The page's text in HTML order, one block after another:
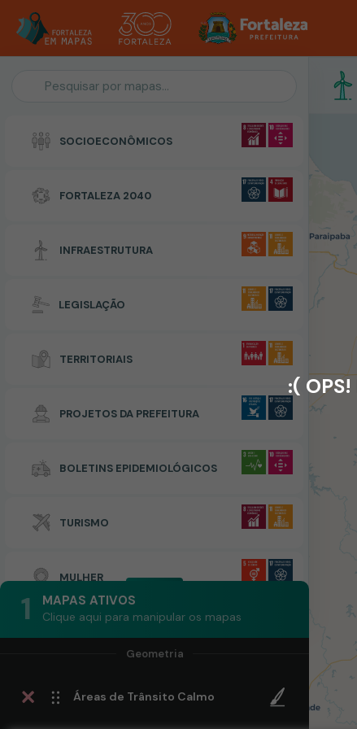
:( OPS!
SOCIOECONÔMICOS
FORTALEZA 2040
INFRAESTRUTURA
LEGISLAÇÃO
TERRITORIAIS
PROJETOS DA PREFEITURA
BOLETINS EPIDEMIOLÓGICOS
TURISMO
MULHER
1 MAPAS ATIVOS
Clique aqui para manipular os mapas
Áreas de Trânsito Calmo
Personalização do Mapa
Zonas Especiais de Interesse Social